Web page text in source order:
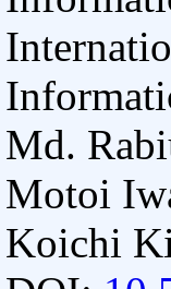
Md.
Motoi
Koichi